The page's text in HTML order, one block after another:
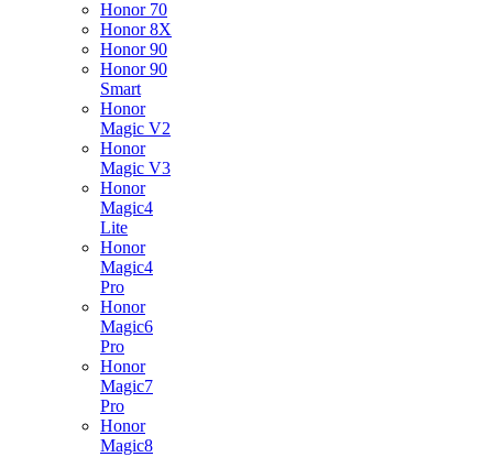
Honor 70
Honor 8X
Honor 90
Honor 90
Smart
Honor
Magic V2
Honor
Magic V3
Honor
Magic4
Lite
Honor
Magic4
Pro
Honor
Magic6
Pro
Honor
Magic7
Pro
Honor
Magic8